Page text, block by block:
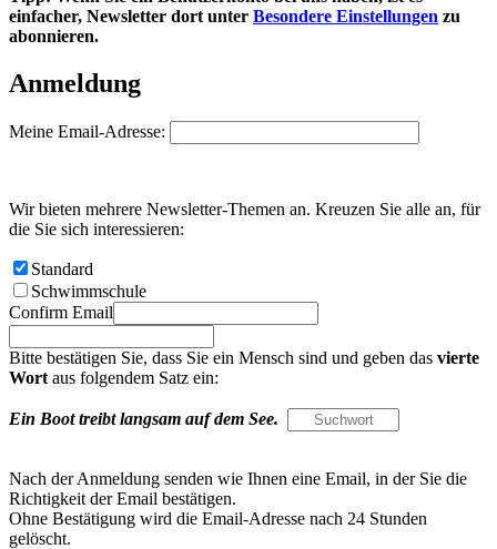
einfacher, Newsletter dort unter Besondere Einstellungen zu
abonnieren.
Anmeldung
Meine Email-Adresse:
Wir bieten mehrere Newsletter-Themen an. Kreuzen Sie alle an, für
die Sie sich interessieren:
Standard
Schwimmschule
Confirm Email
Bitte bestätigen Sie, dass Sie ein Mensch sind und geben das vierte
Wort aus folgendem Satz ein:
Ein Boot treibt langsam auf dem See.
Nach der Anmeldung senden wie Ihnen eine Email, in der Sie die
Richtigkeit der Email bestätigen.
Ohne Bestätigung wird die Email-Adresse nach 24 Stunden
gelöscht.